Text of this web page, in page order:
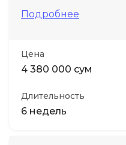
Подробнее
Цена
4 380 000 сум
Длительность
6 недель